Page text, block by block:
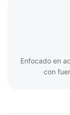
Enfocado en
con